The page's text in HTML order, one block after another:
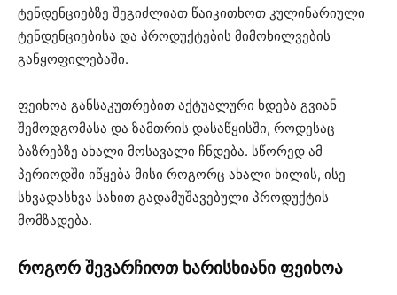
ტენდენციებზე შეგიძლიათ წაიკითხოთ კულინარიული
ტენდენციებისა და პროდუქტების მიმოხილვების
განყოფილებაში⁠.
ფეიხოა განსაკუთრებით აქტუალური ხდება გვიან
შემოდგომასა და ზამთრის დასაწყისში, როდესაც
ბაზრებზე ახალი მოსავალი ჩნდება. სწორედ ამ
პერიოდში იწყება მისი როგორც ახალი ხილის, ისე
სხვადასხვა სახით გადამუშავებული პროდუქტის
მომზადება.
როგორ შევარჩიოთ ხარისხიანი ფეიხოა